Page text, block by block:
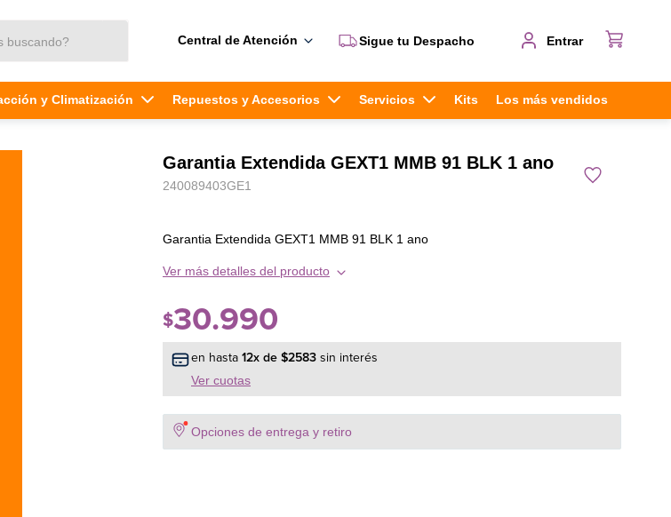
Central de Atención Sigue tu Despacho Entrar
y Climatización Repuestos y Accesorios Servicios Kits Los más vendidos
Garantia Extendida GEXT1 MMB 91 BLK 1 ano
240089403GE1
Garantia Extendida GEXT1 MMB 91 BLK 1 ano
Ver más detalles del producto
$30.990
en hasta 12x de $2583 sin interés
Ver cuotas
Opciones de entrega y retiro